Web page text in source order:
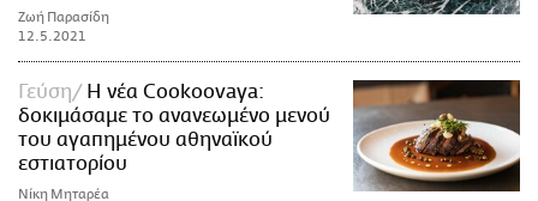
Ζωή Παρασίδη
12.5.2021
Γεύση
Η νέα Cookoovaya:
δοκιμάσαμε το ανανεωμένο μενού
του αγαπημένου αθηναϊκού
εστιατορίου
Νίκη Μηταρέα